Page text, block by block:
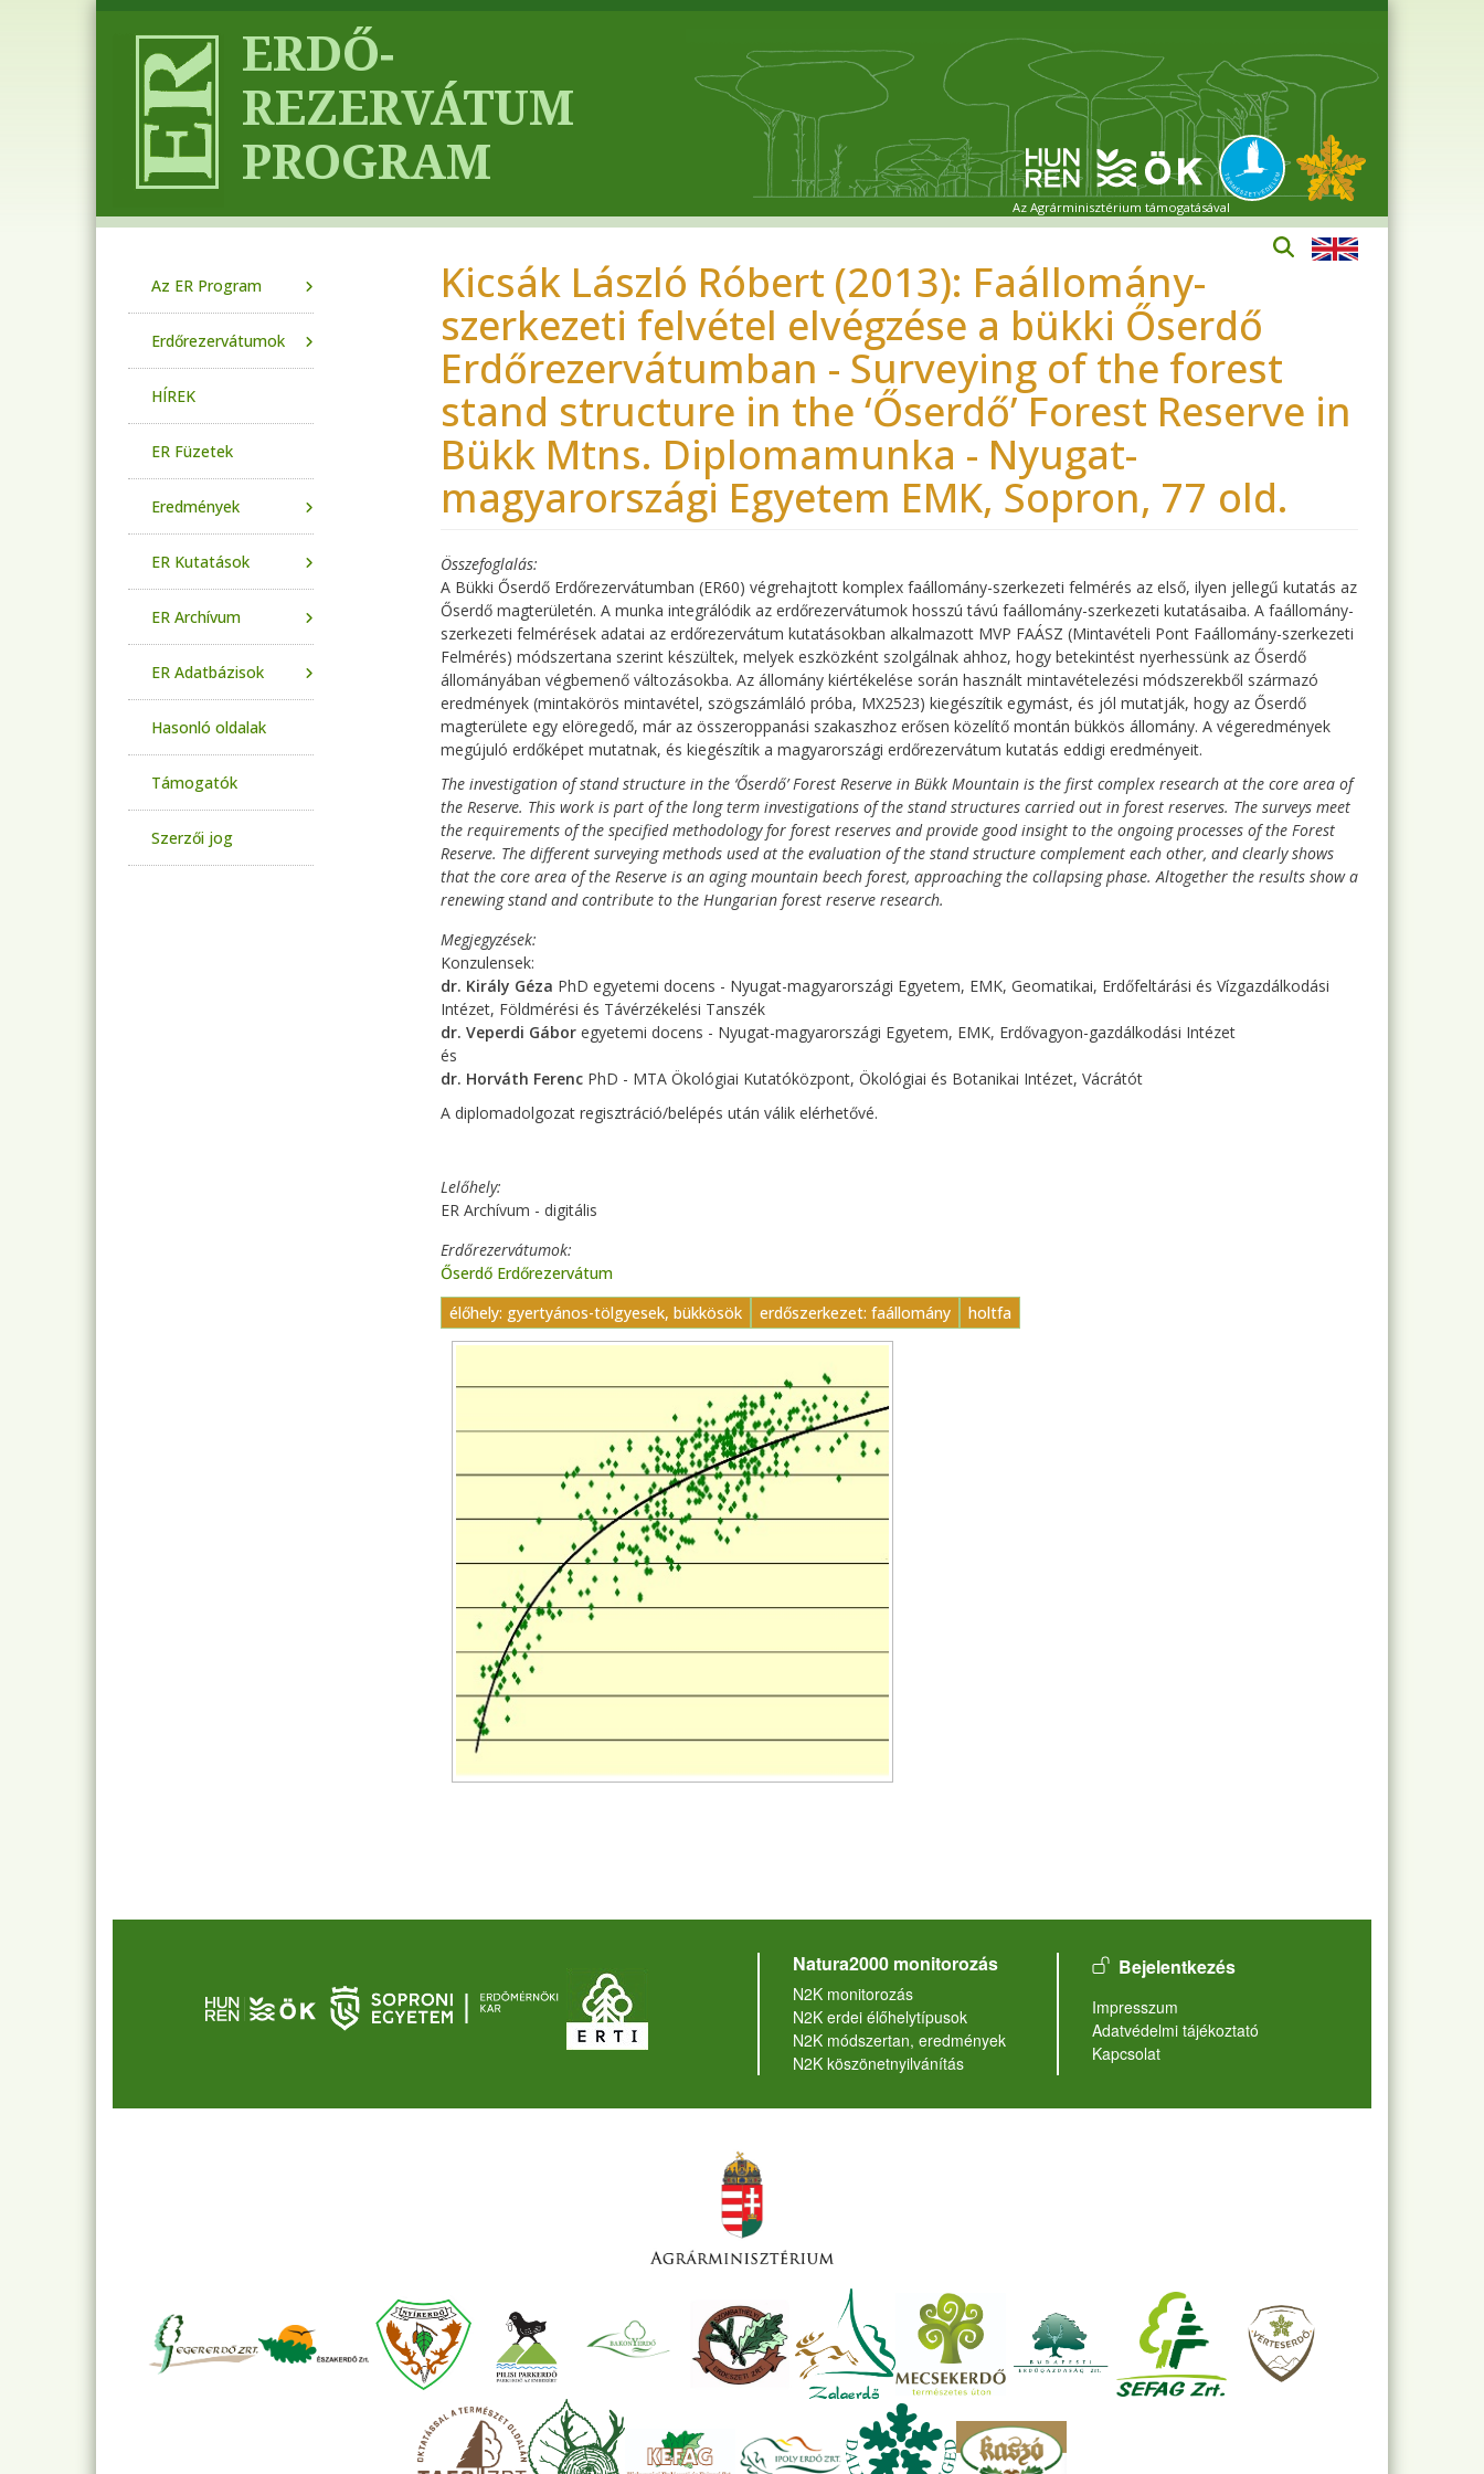
Az Agrárminisztérium támogatásával
Kicsák László Róbert (2013): Faállomány-
szerkezeti felvétel elvégzése a bükki Őserdő
Erdőrezervátumban - Surveying of the forest
stand structure in the ‘Őserdő’ Forest Reserve in
Bükk Mtns. Diplomamunka - Nyugat-
magyarországi Egyetem EMK, Sopron, 77 old.
Összefoglalás
A Bükki Őserdő Erdőrezervátumban (ER60) végrehajtott komplex faállomány-szerkezeti felmérés az első, ilyen jellegű kutatás az
Őserdő magterületén. A munka integrálódik az erdőrezervátumok hosszú távú faállomány-szerkezeti kutatásaiba. A faállomány-
szerkezeti felmérések adatai az erdőrezervátum kutatásokban alkalmazott MVP FAÁSZ (Mintavételi Pont Faállomány-szerkezeti
Felmérés) módszertana szerint készültek, melyek eszközként szolgálnak ahhoz, hogy betekintést nyerhessünk az Őserdő
állományában végbemenő változásokba. Az állomány kiértékelése során használt mintavételezési módszerekből származó
eredmények (mintakörös mintavétel, szögszámláló próba, MX2523) kiegészítik egymást, és jól mutatják, hogy az Őserdő
magterülete egy elöregedő, már az összeroppanási szakaszhoz erősen közelítő montán bükkös állomány. A végeredmények
megújuló erdőképet mutatnak, és kiegészítik a magyarországi erdőrezervátum kutatás eddigi eredményeit.
The investigation of stand structure in the ‘Őserdő’ Forest Reserve in Bükk Mountain is the first complex research at the core area of
the Reserve. This work is part of the long term investigations of the stand structures carried out in forest reserves. The surveys meet
the requirements of the specified methodology for forest reserves and provide good insight to the ongoing processes of the Forest
Reserve. The different surveying methods used at the evaluation of the stand structure complement each other, and clearly shows
that the core area of the Reserve is an aging mountain beech forest, approaching the collapsing phase. Altogether the results show a
renewing stand and contribute to the Hungarian forest reserve research.
Megjegyzések
Konzulensek:
dr. Király Géza PhD egyetemi docens - Nyugat-magyarországi Egyetem, EMK, Geomatikai, Erdőfeltárási és Vízgazdálkodási
Intézet, Földmérési és Távérzékelési Tanszék
dr. Veperdi Gábor egyetemi docens - Nyugat-magyarországi Egyetem, EMK, Erdővagyon-gazdálkodási Intézet
és
dr. Horváth Ferenc PhD - MTA Ökológiai Kutatóközpont, Ökológiai és Botanikai Intézet, Vácrátót
A diplomadolgozat regisztráció/belépés után válik elérhetővé.
Lelőhely
ER Archívum - digitális
Erdőrezervátumok
Őserdő Erdőrezervátum
élőhely: gyertyános-tölgyesek, bükkösök
erdőszerkezet: faállomány holtfa
Az ER Program
Erdőrezervátumok
HÍREK
ER Füzetek
Eredmények
ER Kutatások
ER Archívum
ER Adatbázisok
Hasonló oldalak
Támogatók
Szerzői jog
Natura2000 monitorozás
N2K monitorozás
N2K erdei élőhelytípusok
N2K módszertan, eredmények
N2K köszönetnyilvánítás
User account menu
Bejelentkezés
Lábléc
Impresszum
Adatvédelmi tájékoztató
Kapcsolat